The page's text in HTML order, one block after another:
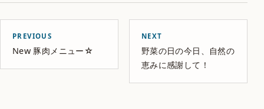
PREVIOUS
New 豚肉メニュー☆
NEXT
野菜の日の今日、自然の
恵みに感謝して！